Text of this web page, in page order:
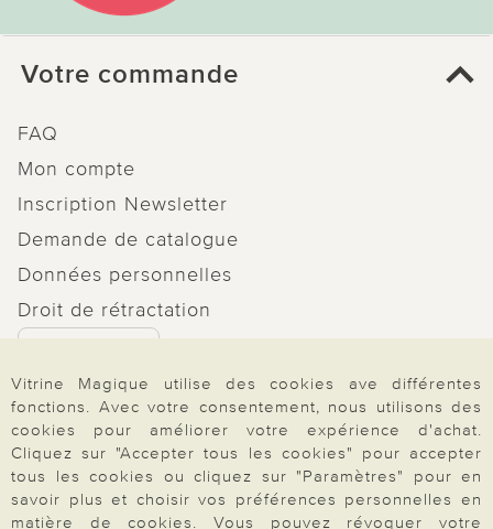
Votre commande
FAQ
Mon compte
Inscription Newsletter
Demande de catalogue
Données personnelles
Droit de rétractation
Paiement & Livraison
Vitrine Magique utilise des cookies ave différentes
fonctions. Avec votre consentement, nous utilisons des
cookies pour améliorer votre expérience d'achat.
Cliquez sur "Accepter tous les cookies" pour accepter
tous les cookies ou cliquez sur "Paramètres" pour en
savoir plus et choisir vos préférences personnelles en
matière de cookies. Vous pouvez révoquer votre